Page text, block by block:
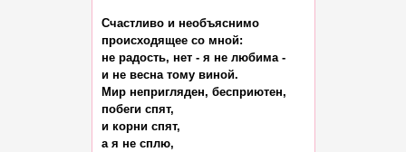
Счастливо и необъяснимо
происходящее со мной:
не радость, нет - я не любима -
и не весна тому виной.
Мир непригляден, бесприютен,
побеги спят,
и корни спят,
а я не сплю,